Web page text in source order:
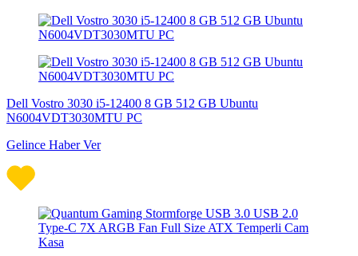
Dell Vostro 3030 i5-12400 8 GB 512 GB Ubuntu
N6004VDT3030MTU PC
Gelince Haber Ver